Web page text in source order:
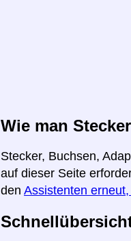
Wie man
Stecker, Buchsen,
auf dieser Seite
den Assistenten